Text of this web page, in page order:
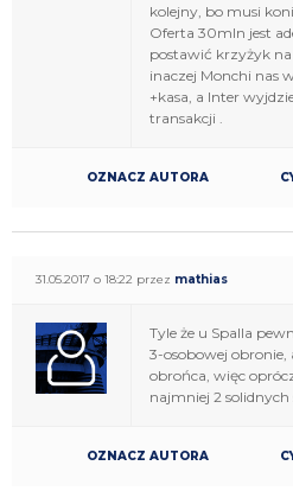
kolejny, bo musi
Oferta 30mln jest
postawić krzyżyk
inaczej Monchi nas
+kasa, a Inter
transakcji .
OZNACZ AUTORA
31.05.2017 o 18:22 przez mathias
Tyle że u Spalla
3-osobowej
obrońca, więc
najmniej 2 solidnych
OZNACZ AUTORA